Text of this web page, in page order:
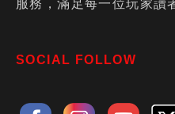
服務，滿足每一位玩家讀
SOCIAL FOLLOW